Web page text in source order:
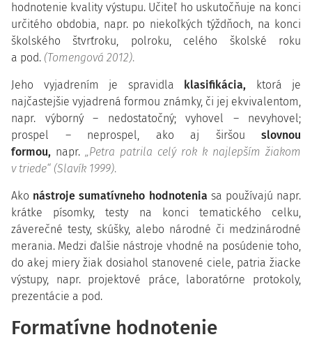
hodnotenie kvality výstupu. Učiteľ ho uskutočňuje na konci
určitého obdobia, napr. po niekoľkých týždňoch, na konci
školského štvrťroku, polroku, celého školské roku
a pod. (Tomengová 2012).
Jeho vyjadrením je spravidla klasifikácia, ktorá je
najčastejšie vyjadrená formou známky, či jej ekvivalentom,
napr. výborný – nedostatočný; vyhovel – nevyhovel;
prospel – neprospel, ako aj širšou slovnou
formou, napr. „Petra patrila celý rok k najlepším žiakom
v triede“ (Slavík 1999).
Ako nástroje sumatívneho hodnotenia sa používajú napr.
krátke písomky, testy na konci tematického celku,
záverečné testy, skúšky, alebo národné či medzinárodné
merania. Medzi ďalšie nástroje vhodné na posúdenie toho,
do akej miery žiak dosiahol stanovené ciele, patria žiacke
výstupy, napr. projektové práce, laboratórne protokoly,
prezentácie a pod.
Formatívne hodnotenie